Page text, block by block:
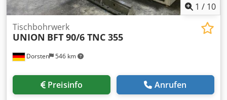
1 / 10
Dorsten 546 km
Tischbohrwerk
UNION BFT 90/6 TNC 355
Preisinfo Anrufen